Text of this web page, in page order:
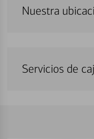
Nuestra
Servicios de